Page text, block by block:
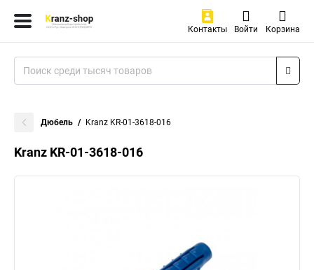
Контакты Войти Корзина
Дюбель Kranz KR-01-3618-016
Kranz KR-01-3618-016